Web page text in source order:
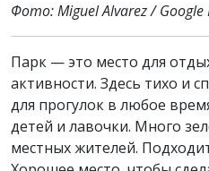
Фото: Miguel Alvarez /
Парк — это место для
активности. Здесь тихо и
для прогулок в любое
детей и лавочки. Много
местных жителей.